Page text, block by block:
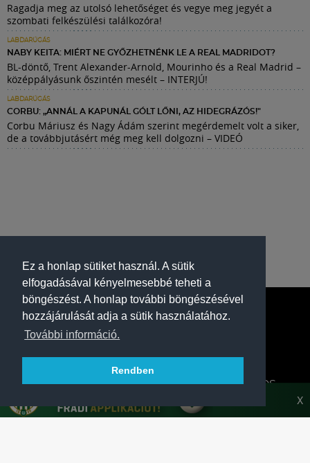
Ez a honlap sütiket használ. A sütik
elfogadásával kényelmesebbé teheti a
böngészést. A honlap további böngészésével
hozzájárulását adja a sütik használatához.
További információ.
Rendben
Ragadja meg az utolsó lehetőséget és vegye meg jegyét a
szombati felkészülési találkozóra!
LABDARÚGÁS
NABY KEITA: MIÉRT NE GYŐZHETNÉNK LE A REAL MADRIDOT?
BL-döntő, Trent Alexander-Arnold, Mourinho és a Real Madrid –
középpályásunk őszintén mesélt – INTERJÚ!
LABDARÚGÁS
CORBU: „ANNÁL A KAPUNÁL GÓLT LŐNI, AZ HIDEGRÁZÓS!"
Corbu Máriusz és Nagy Ádám szerint megérdemelt volt a siker,
de a továbbjutásért még meg kell dolgozni – VIDEÓ
A FERENCVÁROSI TORNA CLUB HIVATALOS
X